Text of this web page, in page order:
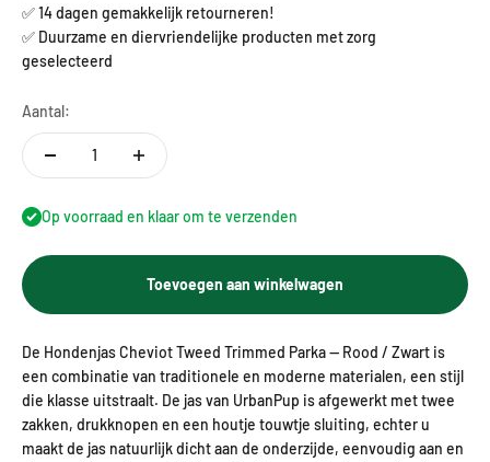
✅ 14 dagen gemakkelijk retourneren!
✅ Duurzame en diervriendelijke producten met zorg
geselecteerd
Aantal:
Op voorraad en klaar om te verzenden
Toevoegen aan winkelwagen
De Hondenjas Cheviot Tweed Trimmed Parka — Rood / Zwart is
een combinatie van traditionele en moderne materialen, een stijl
die klasse uitstraalt. De jas van UrbanPup is afgewerkt met twee
zakken, drukknopen en een houtje touwtje sluiting, echter u
maakt de jas natuurlijk dicht aan de onderzijde, eenvoudig aan en